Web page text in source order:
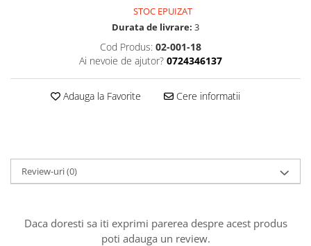
STOC EPUIZAT
Durata de livrare: 3
Cod Produs: 02-001-18
Ai nevoie de ajutor? 0724346137
Adauga la Favorite Cere informatii
Review-uri(0)
Daca doresti sa iti exprimi parerea despre acest produs
poti adauga un review.